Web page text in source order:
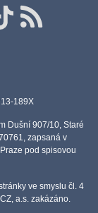
189X
Dušní 907/10, Staré
zapsaná v
pod spisovou
ve smyslu čl. 4
a.s. zakázáno.